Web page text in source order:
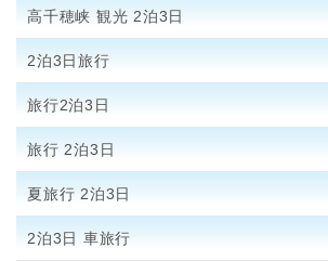
高千穂峡 観光 2泊3日
2泊3日旅行
旅行2泊3日
旅行 2泊3日
夏旅行 2泊3日
2泊3日 車旅行